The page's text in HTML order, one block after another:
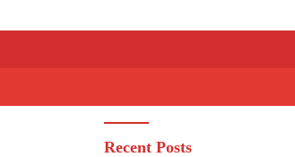
Recent Posts